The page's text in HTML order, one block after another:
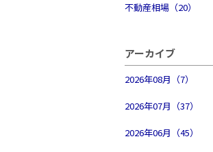
不動産相場（20）
アーカイブ
2026年08月（7）
2026年07月（37）
2026年06月（45）